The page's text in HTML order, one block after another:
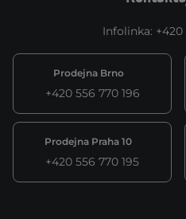
Infolinka:
Prodejna Brno
+420 556 770 196
Prodejna Praha 10
+420 556 770 195